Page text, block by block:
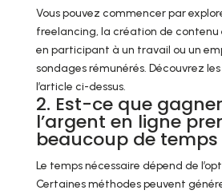
Vous pouvez commencer par
freelancing, la création de contenu
en participant à un travail ou un
sondages rémunérés. Découvrez
l’article ci-dessus.
2. Est-ce que
l’argent en ligne
beaucoup de temps
Le temps nécessaire dépend de
Certaines méthodes peuvent